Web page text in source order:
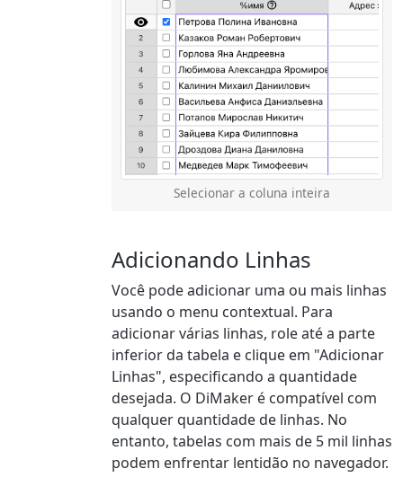
Selecionar a coluna inteira
Adicionando Linhas
Você pode adicionar uma ou mais linhas
usando o menu contextual. Para
adicionar várias linhas, role até a parte
inferior da tabela e clique em "Adicionar
Linhas", especificando a quantidade
desejada. O DiMaker é compatível com
qualquer quantidade de linhas. No
entanto, tabelas com mais de 5 mil linhas
podem enfrentar lentidão no navegador.